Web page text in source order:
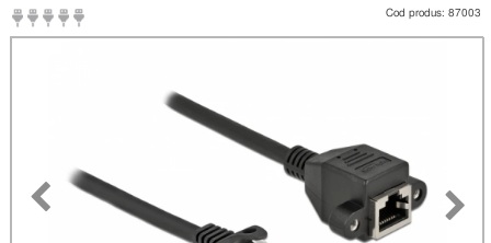
(
Cod produs: 87003